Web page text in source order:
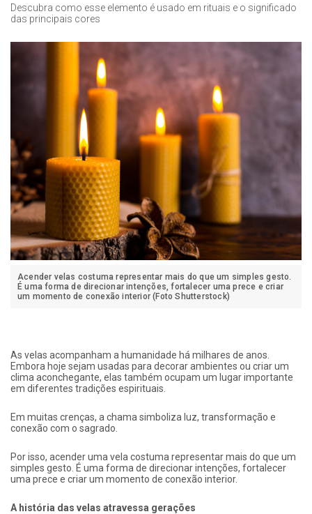
Descubra como esse elemento é usado em rituais e o significado
das principais cores
Acender velas costuma representar mais do que um simples gesto.
É uma forma de direcionar intenções, fortalecer uma prece e criar
um momento de conexão interior (Foto Shutterstock)
As velas acompanham a humanidade há milhares de anos.
Embora hoje sejam usadas para decorar ambientes ou criar um
clima aconchegante, elas também ocupam um lugar importante
em diferentes tradições espirituais.
Em muitas crenças, a chama simboliza luz, transformação e
conexão com o sagrado.
Por isso, acender uma vela costuma representar mais do que um
simples gesto. É uma forma de direcionar intenções, fortalecer
uma prece e criar um momento de conexão interior.
A história das velas atravessa gerações